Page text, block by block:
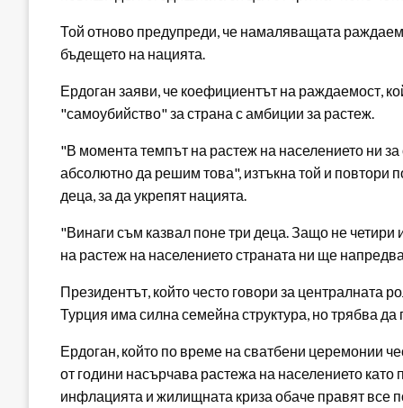
Той отново предупреди, че намаляващата
бъдещето на нацията.
Ердоган заяви, че коефициентът на раждаемост,
"самоубийство" за страна с амбиции за растеж.
"В момента темпът на растеж на населението ни
абсолютно да решим това", изтъкна той и повтори
деца, за да укрепят нацията.
"Винаги съм казвал поне три деца. Защо не
на растеж на населението страната ни ще
Президентът, който често говори за централната
Турция има силна семейна структура, но трябва
Ердоган, който по време на сватбени церемонии
от години насърчава растежа на населението
инфлацията и жилищната криза обаче правят все